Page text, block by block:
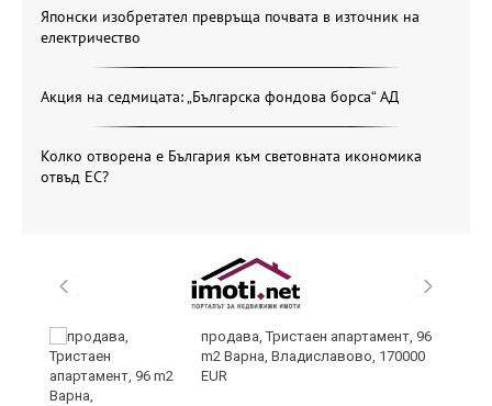
Японски изобретател превръща почвата в източник на
електричество
Акция на седмицата: „Българска фондова борса“ АД
Колко отворена е България към световната икономика
отвъд ЕС?
продава, Тристаен апартамент, 96
m2 Варна, Владиславово, 170000
EUR